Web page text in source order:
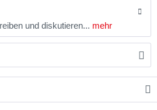
und diskutieren... mehr